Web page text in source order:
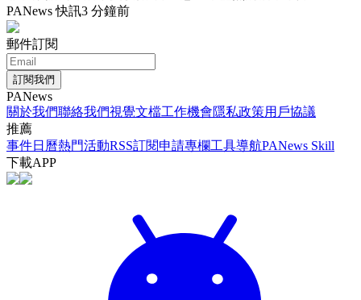
PANews 快訊3 分鐘前
郵件訂閱
訂閱我們
PANews
關於我們聯絡我們視覺文檔工作機會隱私政策用戶協議
推薦
事件日曆熱門活動RSS訂閱申請專欄工具導航PANews Skill
下載APP